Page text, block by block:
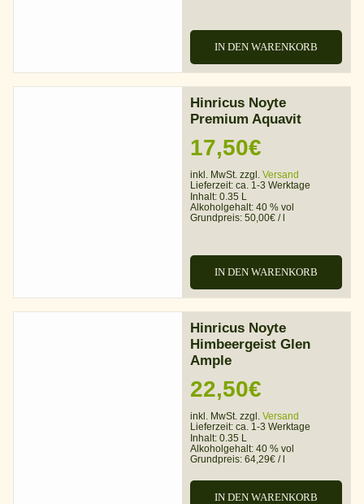
IN DEN WARENKORB
Hinricus Noyte
Premium Aquavit
17,50€
inkl. MwSt. zzgl. Versand
Lieferzeit: ca. 1-3 Werktage
Inhalt: 0.35 L
Alkoholgehalt: 40 % vol
Grundpreis: 50,00€ /
IN DEN WARENKORB
Hinricus Noyte
Himbeergeist Glen
Ample
22,50€
inkl. MwSt. zzgl. Versand
Lieferzeit: ca. 1-3 Werktage
Inhalt: 0.35 L
Alkoholgehalt: 40 % vol
Grundpreis: 64,29€ /l
IN DEN WARENKORB